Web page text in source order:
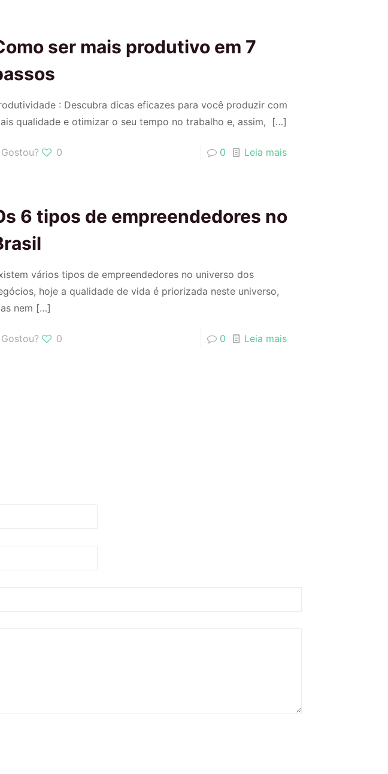
ser mais produtivo em 7
: Descubra dicas eficazes para você produzir com
qualidade e otimizar o seu tempo no trabalho e, assim,
[…]
Gostou? 0 0 Leia mais
6 tipos de empreendedores no
vários tipos de empreendedores no universo dos
hoje a qualidade de vida é priorizada neste universo,
nem […]
Gostou? 0 0 Leia mais